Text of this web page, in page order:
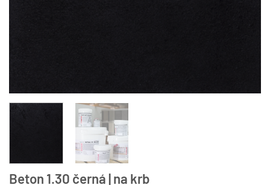
Beton 1.30 černá | na krb